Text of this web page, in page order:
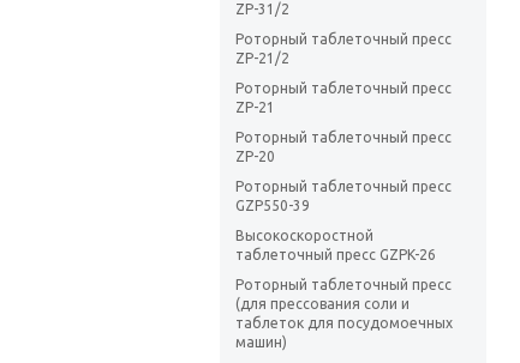
ZP-31/2
Роторный таблеточный пресс
ZP-21/2
Роторный таблеточный пресс
ZP-21
Роторный таблеточный пресс
ZP-20
Роторный таблеточный пресс
GZP550-39
Высокоскоростной
таблеточный пресс GZPK-26
Роторный таблеточный пресс
(для прессования соли и
таблеток для посудомоечных
машин)